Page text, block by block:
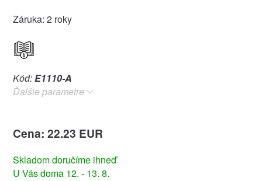
Záruka: 2 roky
Kód:E1110-A
Ďalšie parametre
Cena: 22.23 EUR
Skladom doručíme ihneď
U Vás doma 12. - 13. 8.